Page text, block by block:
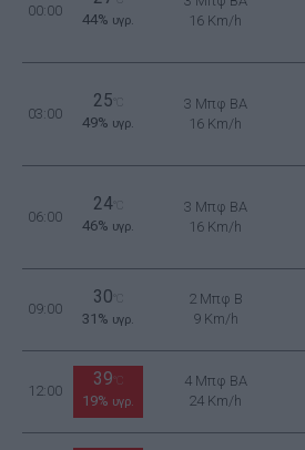
00:00
44% υγρ.
16 Km/h
03:00
25
49% υγρ.
3 Μπφ BA
16 Km/h
06:00
24°C
46% υγρ.
3 Μπφ BA
16 Km/h
09:00
30
31% υγρ.
2 Μπφ B
9 Km/h
12:00
39 °C
19% υγρ.
4 Μπφ BA
24 Km/h